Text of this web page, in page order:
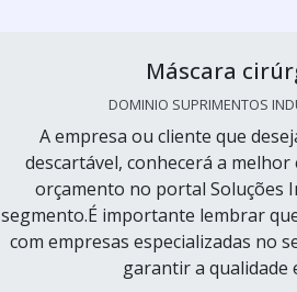
Máscara
DOMINIO SUPRIMENTOS
A empresa ou cliente que
descartável, conhecerá a
orçamento no portal Soluções
segmento.É importante lembrar
com empresas especializadas no
garantir a qualidade